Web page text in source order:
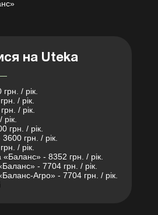
на Uteka
/ рік.
/ рік.
/ рік.
грн. / рік.
грн. / рік.
/ рік.
«Баланс» - 8352 грн. / рік.
- 7704 грн. / рік.
Агро» - 7704 грн. / рік.